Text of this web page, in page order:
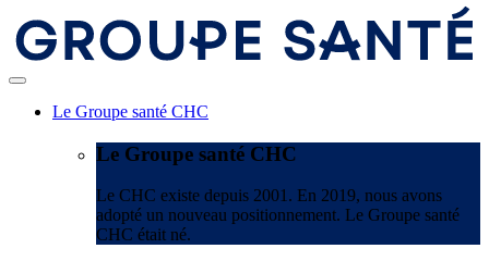
Le Groupe santé CHC
Le Groupe santé CHC
Le CHC existe depuis 2001. En 2019, nous avons
adopté un nouveau positionnement. Le Groupe santé
CHC était né.